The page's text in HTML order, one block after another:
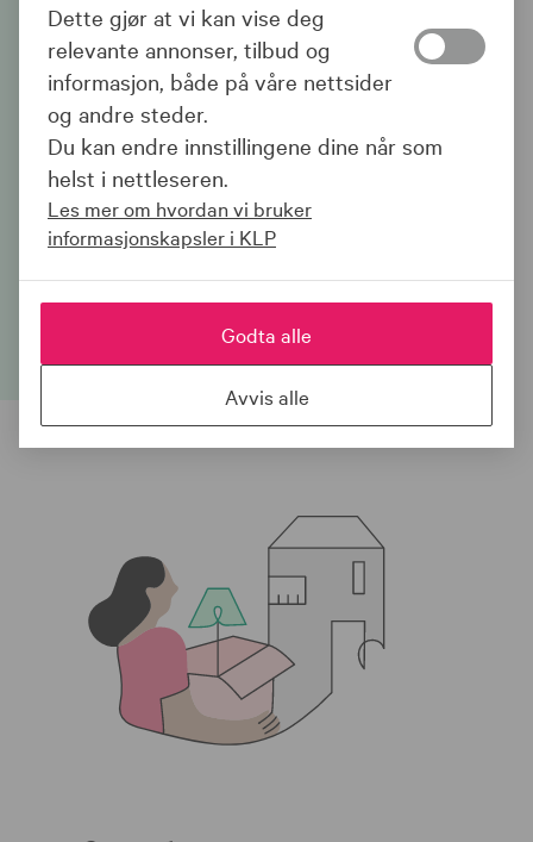
Innboforsikring
Uansett om du eier eller leier bolig,
trenger du innboforsikring. Er du medlem
i KLP gjennom jobben din, får du 20 %
lavere pris på innboforsikring. Sjekk pris,
da vel!
Sjekk pris og bestill
Dette gjør at vi kan vise deg
relevante annonser, tilbud og
informasjon, både på våre nettsider
og andre steder.
Du kan endre innstillingene dine når som
helst i nettleseren.
Les mer om hvordan vi bruker
informasjonskapsler i KLP
Godta alle
Avvis alle